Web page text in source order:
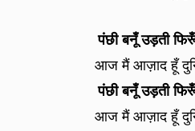
पंछी बनूँ उड़ती
आज मैं आज़ाद हूँ
पंछी बनूँ उड़ती
आज मैं आज़ाद हूँ